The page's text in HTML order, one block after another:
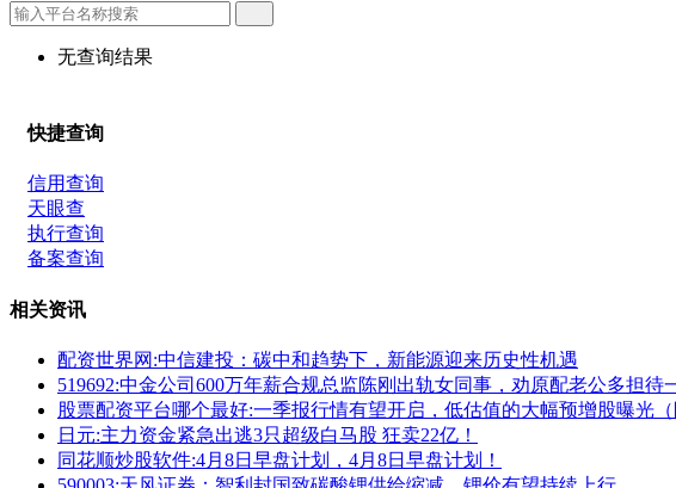
无查询结果
快捷查询
信用查询
天眼查
执行查询
备案查询
相关资讯
配资世界网:中信建投：碳中和趋势下，新能源迎来历史性机遇
519692:中金公司600万年薪合规总监陈刚出轨女同事，劝原配老公多担待
股票配资平台哪个最好:一季报行情有望开启，低估值的大幅预增股曝光（
日元:主力资金紧急出逃3只超级白马股 狂卖22亿！
同花顺炒股软件:4月8日早盘计划，4月8日早盘计划！